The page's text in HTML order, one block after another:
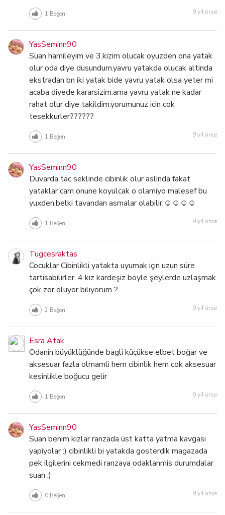
1 Beğeni 9 yıl önce
YasSeminn90
Suan hamileyim ve 3.kizim olucak oyuzden ona yatak
olur oda diye dusundum.yavru yatakda olucak altinda
ekstradan bn iki yatak bide yavru yatak olsa yeter mi
acaba diyede kararsizim.ama yavru yatak ne kadar
rahat olur diye takildim.yorumunuz icin cok
tesekkurler??????
1 Beğeni 9 yıl önce
YasSeminn90
Duvarda tac seklinde cibinlik olur aslinda fakat
yataklar cam onune koyulcak o olamiyo malesef bu
yuxden.belki tavandan asmalar olabilir.☺☺☺☺
1 Beğeni 9 yıl önce
Tugcesraktas
Cocuklar Cibinlikli yatakta uyumak için uzun süre
tartisabilirler. 4 kız kardeşiz böyle şeylerde uzlaşmak
çok zor oluyor biliyorum ?
2 Beğeni 9 yıl önce
Esra Atak
Odanin büyüklüğünde bagli küçükse elbet boğar ve
aksesuar fazla olmamli hem cibinlik hem cok aksesuar
kesinlikle boğucu gelir
1 Beğeni 9 yıl önce
YasSeminn90
Suan benim kizlar ranzada üst katta yatma kavgasi
yapiyolar :) cibinlikli bi yatakda gosterdik magazada
pek ilgilerini cekmedi ranzaya odaklanmis durumdalar
suan :)
0Beğeni 9 yıl önce